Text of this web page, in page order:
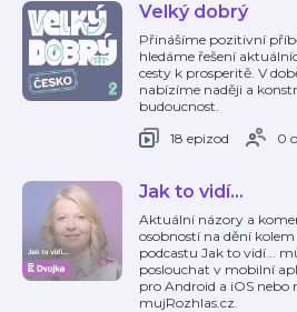
Velký dobrý
Přinášíme pozitivní
hledáme řešení
cesty k prosperitě. V
nabízíme naději a
budoucnost.
18 epizod
0
Jak to vidí...
Aktuální názory a
osobností na dění
podcastu Jak to vidí...
poslouchat v mobilní
pro Android a iOS nebo
mujRozhlas.cz.